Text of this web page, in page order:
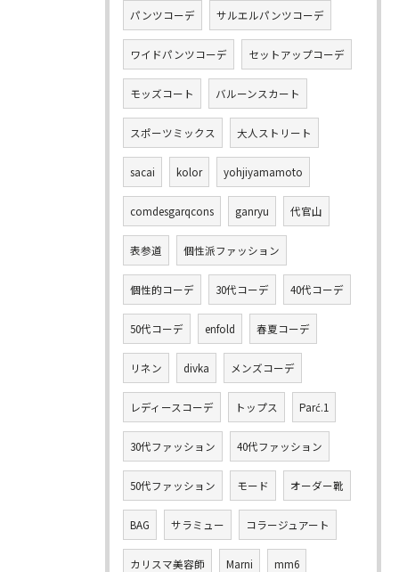
パンツコーデ サルエルパンツコーデ
ワイドパンツコーデ セットアップコーデ
モッズコート バルーンスカート
スポーツミックス 大人ストリート
sacai kolor yohjiyamamoto
comdesgarqcons ganryu 代官山
表参道 個性派ファッション
個性的コーデ 30代コーデ 40代コーデ
50代コーデ enfold 春夏コーデ
リネン divka メンズコーデ
レディースコーデ トップス Parć.1
30代ファッション 40代ファッション
50代ファッション モード オーダー靴
BAG サラミュー コラージュアート
カリスマ美容師 Marni mm6